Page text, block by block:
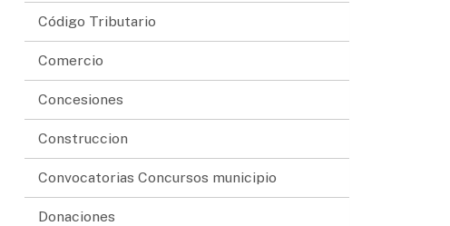
Código Tributario
Comercio
Concesiones
Construccion
Convocatorias Concursos municipio
Donaciones